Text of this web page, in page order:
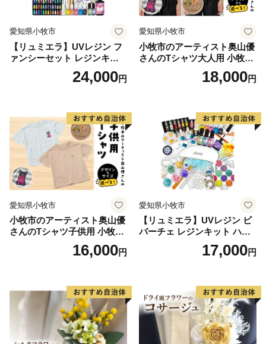
愛知県小牧市
【リュミエラ】UVレジン フ
ァンシーセット レジンキッ
ト ハンドメイド レジンクラ
フト アクセサリーキット 手
24,000円
愛知県小牧市
小牧市のアーティスト奥山優
さんのTシャツ大人用 小牧市
18,000円
愛知県小牧市
小牧市のアーティスト奥山優
さんのTシャツ子供用 小牧市
16,000円
愛知県小牧市
【リュミエラ】UVレジン ビ
バーチェ レジンキット ハン
ドメイド レジンクラフト ア
クセサリーキット 手作り セ
17,000円